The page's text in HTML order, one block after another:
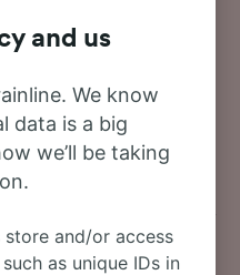
taryfy. Ceny
– Madryt można
do planowania
już dziś poszukaj w
kolejowych. Czytaj
na temat podróży
tym nasz rozkład jazdy
kurs.
and us
We know
data is a big
we’ll be taking
store and/or access
as unique IDs in